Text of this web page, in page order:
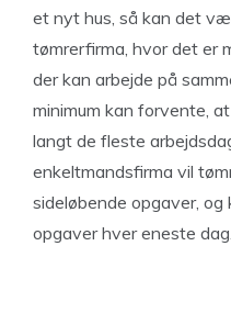
et nyt hus, så kan det
tømrerfirma, hvor det er
der kan arbejde på
minimum kan forvente,
langt de fleste
enkeltmandsfirma vil
sideløbende opgaver,
opgaver hver eneste dag.